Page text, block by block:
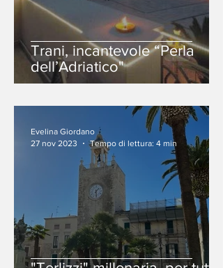
Trani, incantevole “Perla
dell’Adriatico"
Evelina Giordano
27 nov 2023
Tempo di lettura: 4 min